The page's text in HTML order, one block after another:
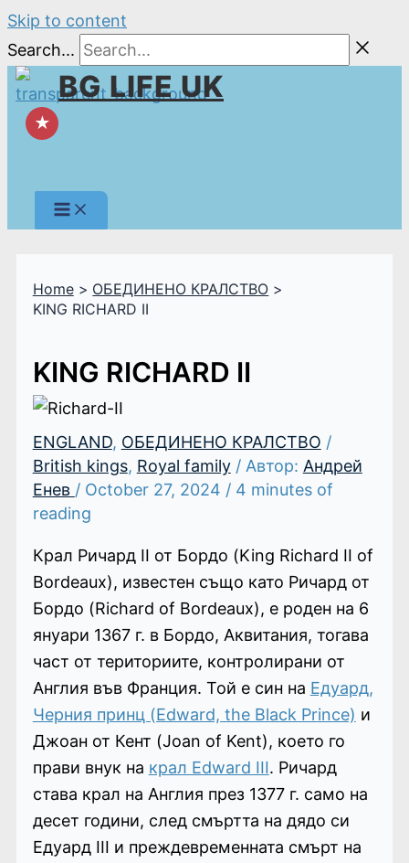
Skip to content
Search...
BG LIFE UK
★
Home
ОБЕДИНЕНО КРАЛСТВО
KING RICHARD II
KING RICHARD II
ENGLAND, ОБЕДИНЕНО КРАЛСТВО /
British kings, Royal family/ Автор: Андрей
Енев / October 27, 2024 / 4 minutes of
reading
Крал Ричард II от Бордо (King Richard II of
Bordeaux), известен също като Ричард от
Бордо (Richard of Bordeaux), е роден на 6
януари 1367 г. в Бордо, Аквитания, тогава
част от териториите, контролирани от
Англия във Франция. Той е син на Едуард,
Черния принц (Edward, the Black Prince) и
Джоан от Кент (Joan of Kent), което го
прави внук на крал Edward III. Ричард
става крал на Англия през 1377 г. само на
десет години, след смъртта на дядо си
Едуард III и преждевременната смърт на